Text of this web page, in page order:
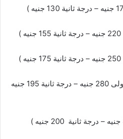
القاهرة – نجع حمادي (درجة اولى 280 جنيه – درجة ثانية 195 جنيه